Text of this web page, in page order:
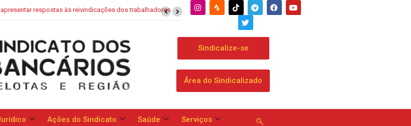
dos trabalhadores Saúde Caixa: Banco apresenta proposta que chega a dobrar mensalidade
Sindicalize-se
Área do Sindicalizado
Ações do Sindicato Saúde
Serviços